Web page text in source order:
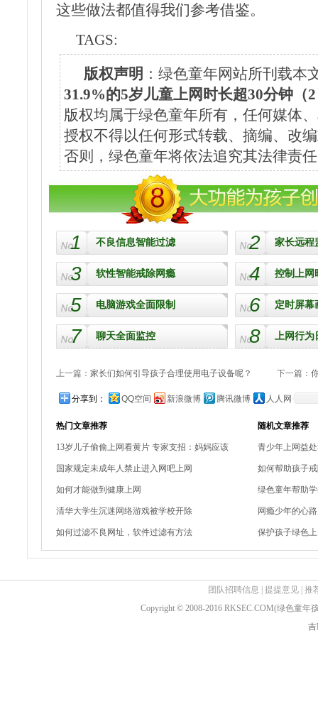
这些做法都值得我们参考借鉴。
TAGS:
版权声明 ：绿色童年网站所刊载本
31.9%的5岁儿童上网时长超30分钟（
版权均属于绿色童年所有，任何媒体
授权不得以任何形式转载、摘编、改
否则，绿色童年将依法追究其法律责
1 不良信息智能过滤 2 家长远程
3 软性智能戒除网瘾 4 控制上网
5 电脑游戏全面限制 6 定时屏幕
7 聊天全面监控 8 上网行为
上一篇： 家长们如何引导孩子合理使用电子设备呢？ 下一篇：
分享到： QQ空间 新浪微博 腾讯微博 人人网
热门文章推荐
13岁儿子偷偷上网看黄片 专家支招：妈妈应该
国家规定未成年人禁止进入网吧上网
如何才能做到健康上网
清华大学生沉迷网络游戏被学校开除
如何过滤不良网址，软件过滤有方法
随机文章推荐
青少年上网益
如何帮助孩子
绿色童年帮助
网瘾少年的心
保护孩子绿色
团队招聘信息 提提意见 推
Copyright © 2008-2016 RKSEC.COM(绿色童年
吉